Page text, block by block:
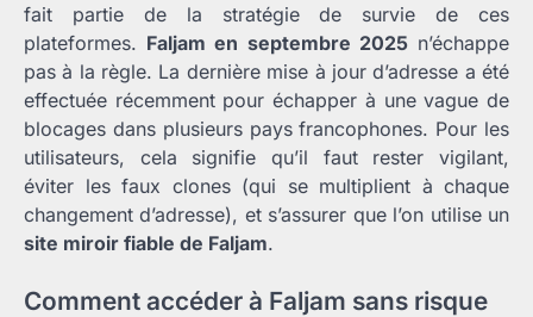
fait partie de la stratégie de survie de ces
plateformes. Faljam en septembre 2025n’échappe
pas à la règle. La dernière mise à jour d’adresse a été
effectuée récemment pour échapper à une vague de
blocages dans plusieurs pays francophones. Pour les
utilisateurs, cela signifie qu’il faut rester vigilant,
éviter les faux clones (qui se multiplient à chaque
changement d’adresse), et s’assurer que l’on utilise un
site miroir fiable de Faljam.
Comment accéder à Faljam sans risque